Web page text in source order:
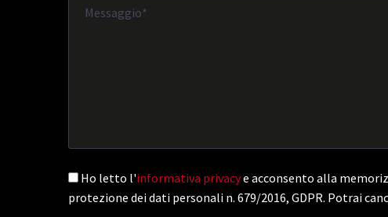
Ho letto l'informativa privacye acconsento alla
protezione dei dati personali n. 679/2016, GDPR. Potrai